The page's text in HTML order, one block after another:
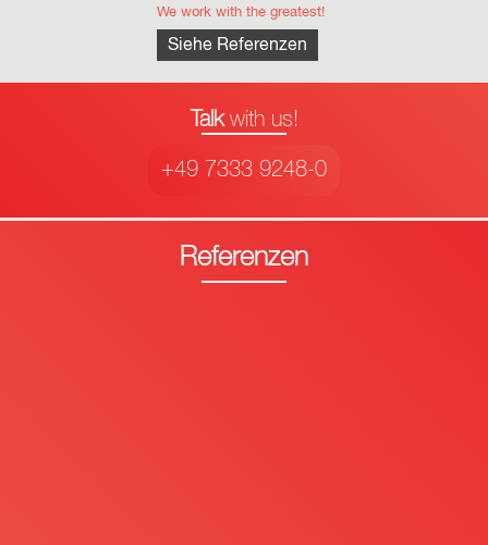
We work with the greatest!
Siehe Referenzen
Talkwith us!
+49 7333 9248-0
Referenzen